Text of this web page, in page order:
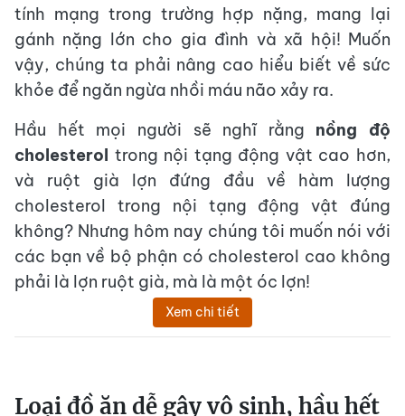
tính mạng trong trường hợp nặng, mang lại
gánh nặng lớn cho gia đình và xã hội! Muốn
vậy, chúng ta phải nâng cao hiểu biết về sức
khỏe để ngăn ngừa nhồi máu não xảy ra.
Hầu hết mọi người sẽ nghĩ rằng nồng độ
cholesterol trong nội tạng động vật cao hơn,
và ruột già lợn đứng đầu về hàm lượng
cholesterol trong nội tạng động vật đúng
không? Nhưng hôm nay chúng tôi muốn nói với
các bạn về bộ phận có cholesterol cao không
phải là lợn ruột già, mà là một óc lợn!
Xem chi tiết
Loại đồ ăn dễ gây vô sinh, hầu hết